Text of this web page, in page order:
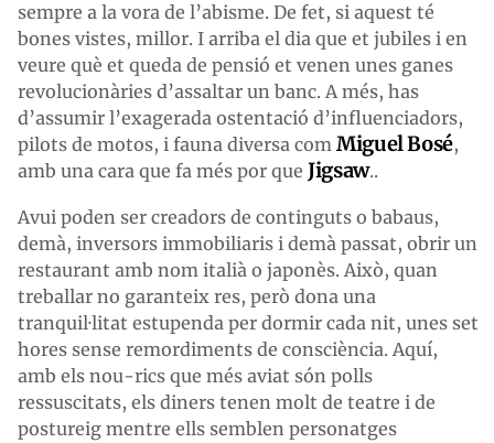
sempre a la vora de l’abisme. De fet, si aquest té
bones vistes, millor. I arriba el dia que et jubiles i en
veure què et queda de pensió et venen unes ganes
revolucionàries d’assaltar un banc. A més, has
d’assumir l’exagerada ostentació d’influenciadors,
pilots de motos, i fauna diversa com Miguel Bosé,
amb una cara que fa més por que Jigsaw..
Avui poden ser creadors de continguts o babaus,
demà, inversors immobiliaris i demà passat, obrir un
restaurant amb nom italià o japonès. Això, quan
treballar no garanteix res, però dona una
tranquil·litat estupenda per dormir cada nit, unes set
hores sense remordiments de consciència. Aquí,
amb els nou-rics que més aviat són polls
ressuscitats, els diners tenen molt de teatre i de
postureig mentre ells semblen personatges